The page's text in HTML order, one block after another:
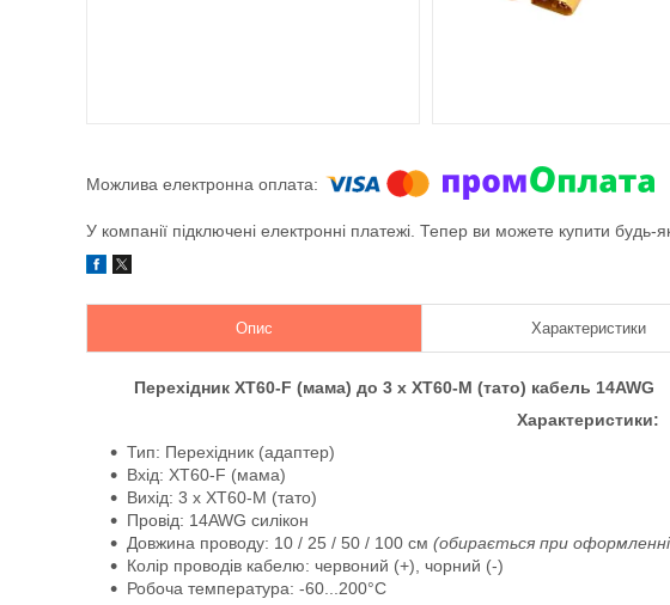
У компанії підключені електронні платежі. Тепер ви можете купити будь-
Опис Характеристики
Перехідник XT60-F (мама) до 3 х XT60-M (тато) кабель 14AWG
Характеристики:
Тип: Перехідник (адаптер)
Вхід: XT60-F (мама)
Вихід: 3 х XT60-M (тато)
Провід: 14AWG силікон
Довжина проводу: 10 / 25 / 50 / 100 см (обирається при
Колір проводів кабелю: червоний (+), чорний (-)
Робоча температура: -60...200°C